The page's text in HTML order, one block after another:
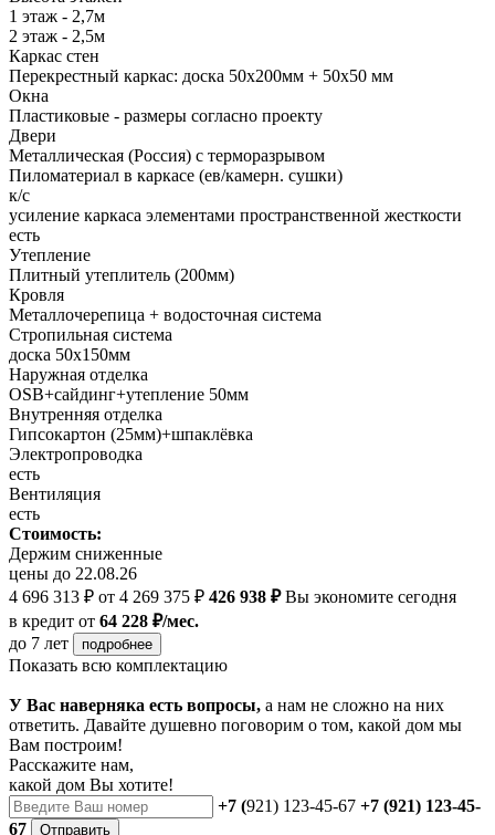
1 этаж - 2,7м
2 этаж - 2,5м
Каркас стен
Перекрестный каркас: доска 50х200мм + 50х50 мм
Окна
Пластиковые - размеры согласно проекту
Двери
Металлическая (Россия) с терморазрывом
Пиломатериал в каркасе (ев/камерн. сушки)
к/с
усиление каркаса элементами пространственной жесткости
есть
Утепление
Плитный утеплитель (200мм)
Кровля
Металлочерепица + водосточная система
Стропильная система
доска 50х150мм
Наружная отделка
OSB+cайдинг+утепление 50мм
Внутренняя отделка
Гипсокартон (25мм)+шпаклёвка
Электропроводка
есть
Вентиляция
есть
Стоимость:
Держим сниженные
цены до 22.08.26
4 696 313 ₽ от 4 269 375 ₽ 426 938 ₽Вы экономите сегодня
в кредит от 64 228 ₽/мес.
до 7 лет
подробнее
Показать всю комплектацию
У Вас наверняка есть вопросы, а нам не сложно на них
ответить. Давайте душевно поговорим о том, какой дом мы
Вам построим!
Расскажите нам,
какой дом Вы хотите!
+7 (921) 123-45-67 +7 (921) 123-45-
67
Отправить